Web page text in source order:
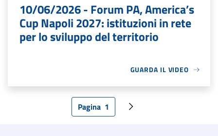
10/06/2026 - Forum PA, America’s
Cup Napoli 2027: istituzioni in rete
per lo sviluppo del territorio
GUARDA IL VIDEO
Pagina attuale
Pagina 1 Pagina successiva